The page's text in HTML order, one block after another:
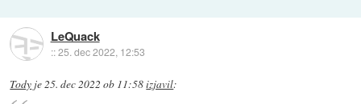
LeQuack
::25. dec 2022, 12:53
Tody je 25. dec 2022 ob 11:58izjavil: